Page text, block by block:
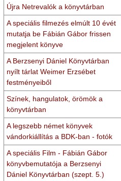
Újra Netrevalók a könyvtárban
A speciális filmezés elmúlt 10 évét
mutatja be Fábián Gábor frissen
megjelent könyve
A Berzsenyi Dániel Könyvtárban
nyílt tárlat Weimer Erzsébet
festményeiből
Színek, hangulatok, örömök a
könyvtárban
A legszebb német könyvek
vándorkiállítás a BDK-ban - fotók
A speciális Film - Fábián Gábor
könyvbemutatója a Berzsenyi
Dániel Könyvtárban (szept. 5.)